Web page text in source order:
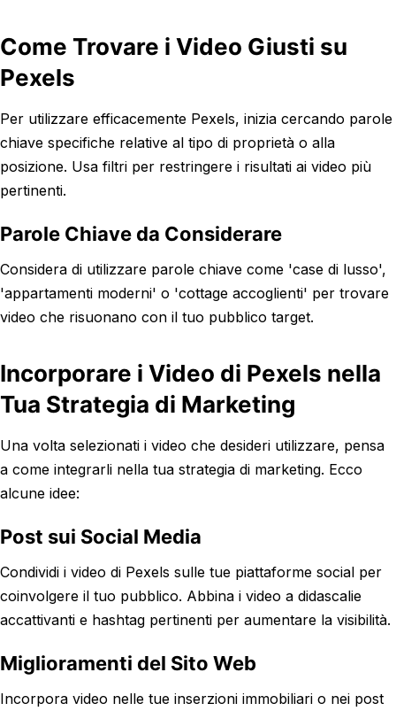
Come Trovare i Video Giusti su
Pexels
Per utilizzare efficacemente Pexels, inizia cercando parole
chiave specifiche relative al tipo di proprietà o alla
posizione. Usa filtri per restringere i risultati ai video più
pertinenti.
Parole Chiave da Considerare
Considera di utilizzare parole chiave come 'case di lusso',
'appartamenti moderni' o 'cottage accoglienti' per trovare
video che risuonano con il tuo pubblico target.
Incorporare i Video di Pexels nella
Tua Strategia di Marketing
Una volta selezionati i video che desideri utilizzare, pensa
a come integrarli nella tua strategia di marketing. Ecco
alcune idee:
Post sui Social Media
Condividi i video di Pexels sulle tue piattaforme social per
coinvolgere il tuo pubblico. Abbina i video a didascalie
accattivanti e hashtag pertinenti per aumentare la visibilità.
Miglioramenti del Sito Web
Incorpora video nelle tue inserzioni immobiliari o nei post